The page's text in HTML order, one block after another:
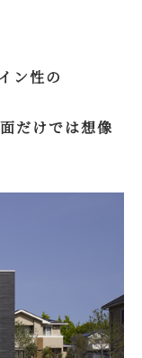
ン性の
だけでは想像